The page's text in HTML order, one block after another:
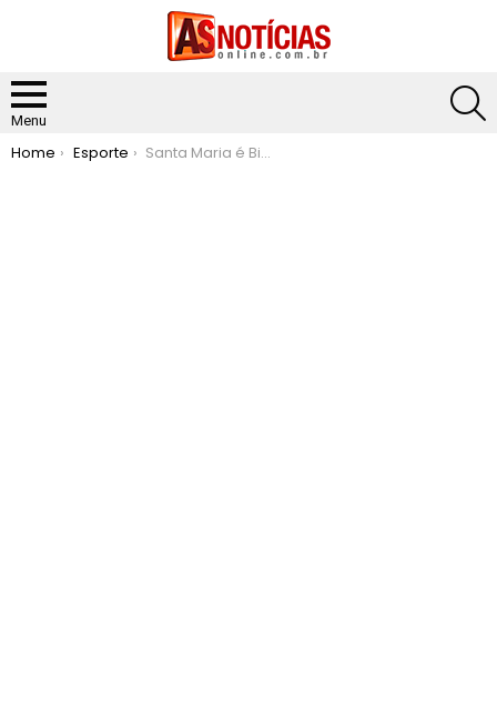
Menu
You are here:
Home Esporte Santa Maria é Bi-campeã do Campeonato Cinquentão de Itabira